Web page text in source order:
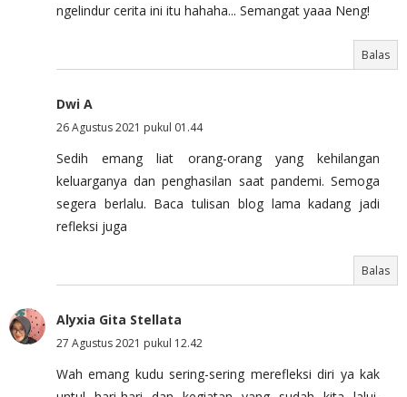
ngelindur cerita ini itu hahaha... Semangat yaaa Neng!
Balas
Dwi A
26 Agustus 2021 pukul 01.44
Sedih emang liat orang-orang yang kehilangan
keluarganya dan penghasilan saat pandemi. Semoga
segera berlalu. Baca tulisan blog lama kadang jadi
refleksi juga
Balas
Alyxia Gita Stellata
27 Agustus 2021 pukul 12.42
Wah emang kudu sering-sering merefleksi diri ya kak